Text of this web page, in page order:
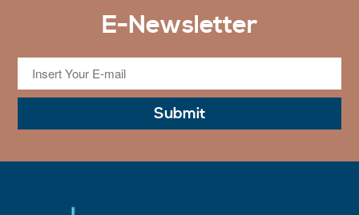
E-Newsletter